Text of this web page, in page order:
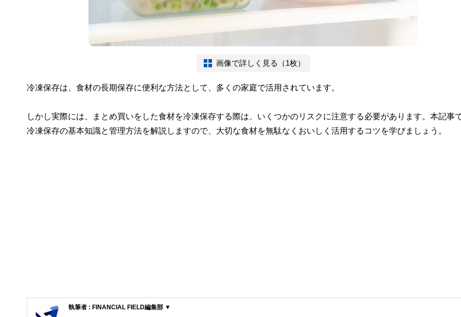
画像で詳しく見る（1枚）
冷凍保存は、食材の長期保存に便利な方法として、多くの家庭で活用されています。
しかし実際には、まとめ買いをした食材を冷凍保存する際は、いくつかのリスクに注意する必要があります。本記事で
冷凍保存の基本知識と管理方法を解説しますので、大切な食材を無駄なくおいしく活用するコツを学びましょう。
執筆者 : FINANCIAL FIELD編集部 ▼